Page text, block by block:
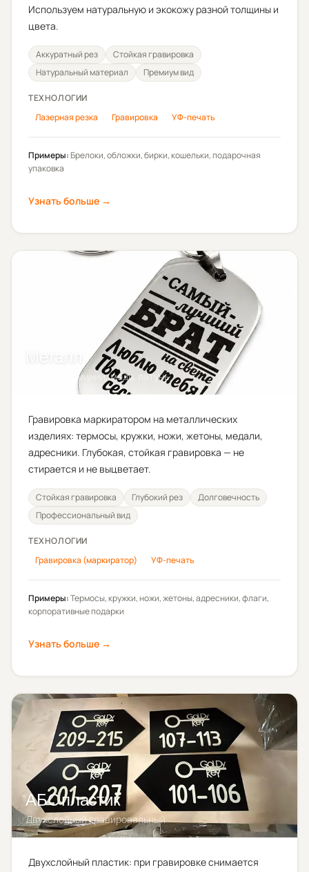
Используем натуральную и экокожу разной толщины и
цвета.
Аккуратный рез
Стойкая гравировка
Натуральный материал
Премиум вид
ТЕХНОЛОГИИ
Лазерная резка
Гравировка УФ-печать
Примеры:Брелоки, обложки, бирки, кошельки, подарочная
упаковка
Узнать больше →
Металл
Сталь, алюминий, медь, латунь
Гравировка маркиратором на металлических
изделиях: термосы, кружки, ножи, жетоны, медали,
адресники. Глубокая, стойкая гравировка — не
стирается и не выцветает.
Стойкая гравировка Глубокий рез
Долговечность
Профессиональный вид
ТЕХНОЛОГИИ
Гравировка (маркиратор)
УФ-печать
Примеры:Термосы, кружки, ножи, жетоны, адресники, флаги,
корпоративные подарки
Узнать больше →
АБС пластик
Двухслойный гравировальный
Двухслойный пластик: при гравировке снимается